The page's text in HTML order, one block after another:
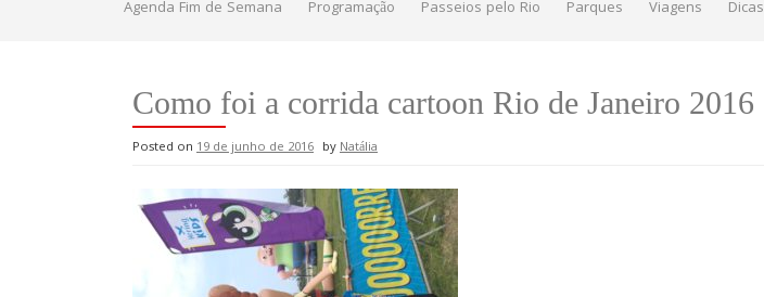
Agenda Fim de Semana Programação Passeios pelo Rio Parques Viagens Dicas
Como foi a corrida cartoon Rio de Janeiro 2016
Posted on 19 de junho de 2016 byNatália